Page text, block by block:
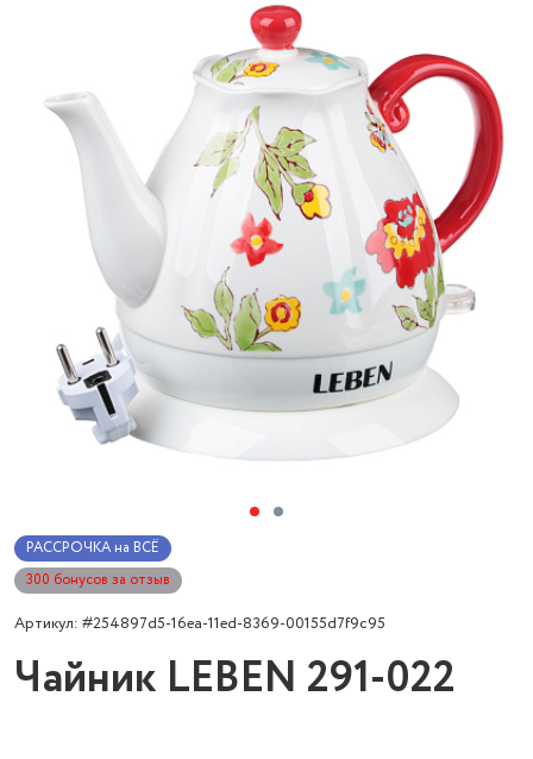
РАССРОЧКА на ВСЁ
300 бонусов за отзыв
Артикул: #254897d5-16ea-11ed-8369-00155d7f9c95
Чайник LEBEN 291-022